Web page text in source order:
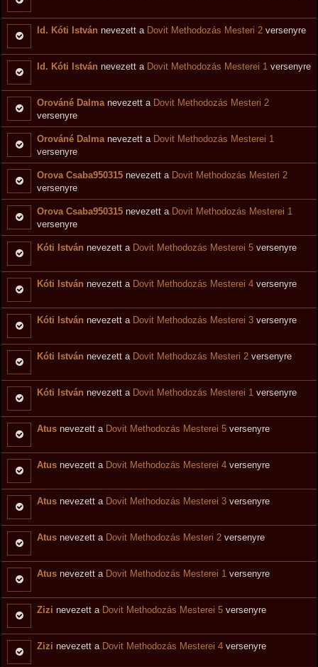
Id. Kóti István nevezett a Dovit Methodozás Mesteri 2 versenyre
Id. Kóti István nevezett a Dovit Methodozás Mesterei 1 versenyre
Orováné Dalma nevezett a Dovit Methodozás Mesteri 2
versenyre
Orováné Dalma nevezett a Dovit Methodozás Mesterei 1
versenyre
Orova Csaba950315 nevezett a Dovit Methodozás Mesteri 2
versenyre
Orova Csaba950315 nevezett a Dovit Methodozás Mesterei 1
versenyre
Kóti István nevezett a Dovit Methodozás Mesterei 5 versenyre
Kóti István nevezett a Dovit Methodozás Mesterei 4 versenyre
Kóti István nevezett a Dovit Methodozás Mesterei 3 versenyre
Kóti István nevezett a Dovit Methodozás Mesteri 2 versenyre
Kóti István nevezett a Dovit Methodozás Mesterei 1 versenyre
Atus nevezett a Dovit Methodozás Mesterei 5 versenyre
Atus nevezett a Dovit Methodozás Mesterei 4 versenyre
Atus nevezett a Dovit Methodozás Mesterei 3 versenyre
Atus nevezett a Dovit Methodozás Mesteri 2 versenyre
Atus nevezett a Dovit Methodozás Mesterei 1 versenyre
Zizi nevezett a Dovit Methodozás Mesterei 5 versenyre
Zizi nevezett a Dovit Methodozás Mesterei 4 versenyre